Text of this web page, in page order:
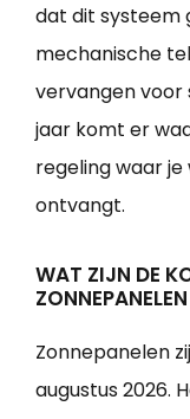
dat dit systeem
mechanische
vervangen voor
jaar komt er
regeling waar
ontvangt.
WAT ZIJN DE
ZONNEPANELEN
Zonnepanelen
augustus 2026.